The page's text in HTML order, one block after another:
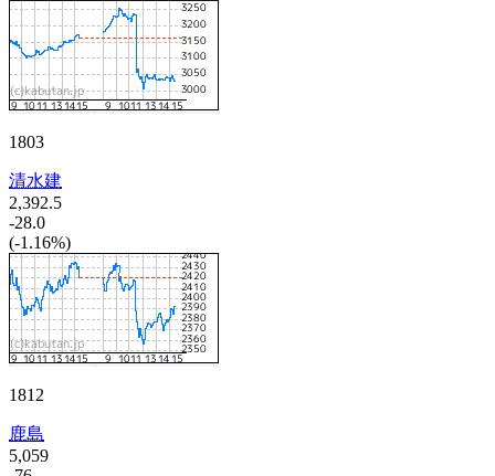
1803
清水建
2,392.5
-28.0
(-1.16%)
1812
鹿島
5,059